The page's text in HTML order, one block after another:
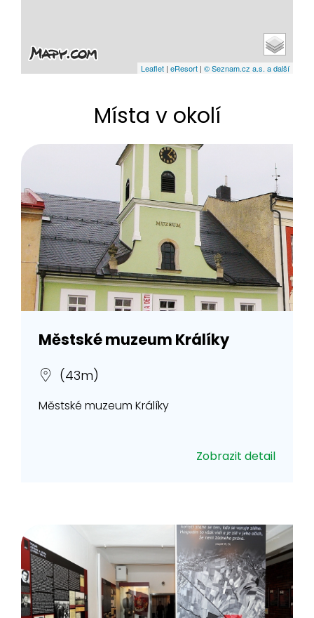
Leaflet | eResort | © Seznam.cz a.s. a další
Místa v okolí
Městské muzeum Králíky
(43m)
Městské muzeum Králíky
Zobrazit detail